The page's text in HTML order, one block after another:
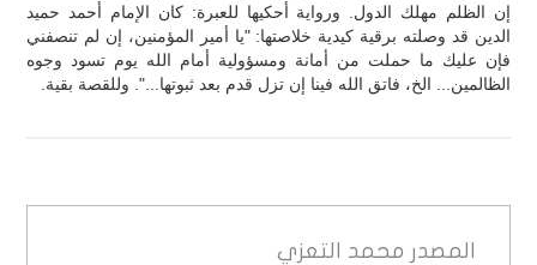
إن الظلم مهلك الدول. ورواية أحكيها للعبرة: كان الإمام أحمد حميد
الدين قد وصلته برقية كيدية خلاصتها: "يا أمير المؤمنين، إن لم تنصفني
فإن عليك ما حملت من أمانة ومسؤولية أمام الله يوم تسود وجوه
الظالمين... الخ، فاتق الله فينا إن تزل قدم بعد ثبوتها...". وللقصة بقية.
المصدر محمد التعزي